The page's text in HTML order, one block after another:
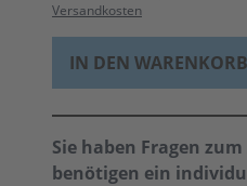
Versandkosten
IN DEN WARENKORB
Sie haben Fragen
benötigen ein